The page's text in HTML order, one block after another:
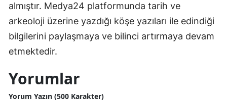
almıştır. Medya24 platformunda tarih ve
arkeoloji üzerine yazdığı köşe yazıları ile edindiği
bilgilerini paylaşmaya ve bilinci artırmaya devam
etmektedir.
Yorumlar
Yorum Yazın (500 Karakter)